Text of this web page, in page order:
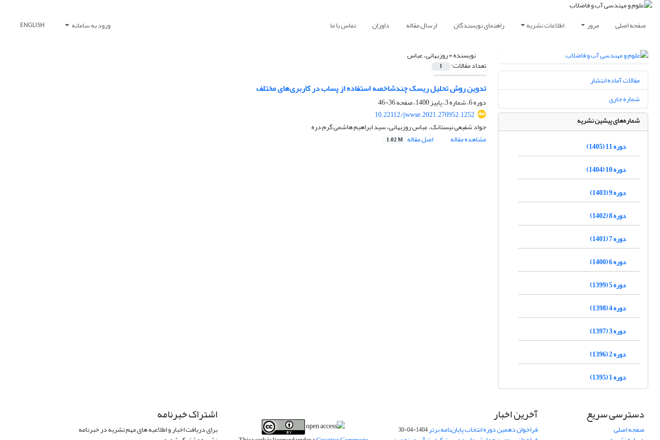
صفحه اصلی مرور اطلاعات نشریه راهنمای نویسندگان ارسال مقاله داوران تماس با ما ورود به سامانه ENGLISH
نویسنده =روزبهانی، عباس
تعداد مقالات: 1
تدوین روش تحلیل ریسک چندشاخصه استفاده از پساب در کاربری‌های مختلف
دوره 6، شماره 3، پاییز 1400، صفحه
36-46
10.22112/jwwse.2021.270952.1252
جواد شفیعی نیستانک، عباس روزبهانی، سید ابراهیم هاشمی گرم دره
مشاهده مقاله
اصل مقاله 1.02 M
مقالات آماده انتشار
شماره جاری
شماره‌های پیشین نشریه
دوره 11 (1405)
دوره 10 (1404)
دوره 9 (1403)
دوره 8 (1402)
دوره 7 (1401)
دوره 6 (1400)
دوره 5 (1399)
دوره 4 (1398)
دوره 3 (1397)
دوره 2 (1396)
دوره 1 (1395)
دسترسی سریع
صفحه اصلی
آخرین اخبار
فراخوان دهمین دوره انتخاب پایان‌نامه برتر1404-04-30
اشتراک خبرنامه
برای دریافت اخبار و اطلاعیه های مهم نشریه در خبرنامه